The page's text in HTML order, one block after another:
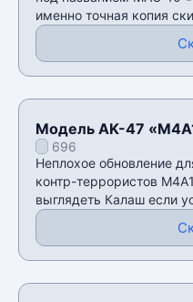
именно точная копия
Модель AK-47
696
Неплохое обновление
контр-террористов
выглядеть Калаш если